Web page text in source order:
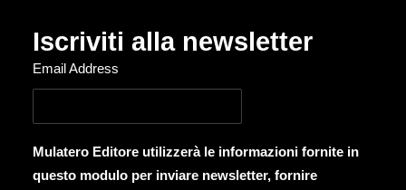
Iscriviti alla newsletter
Email Address
Mulatero Editore utilizzerà le informazioni fornite in
questo modulo per inviare newsletter, fornire